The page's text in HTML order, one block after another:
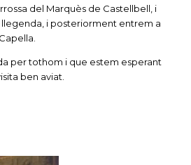
del Marquès de Castellbell, i
llegenda, i posteriorment entrem a
per tothom i que estem esperant
ben aviat.